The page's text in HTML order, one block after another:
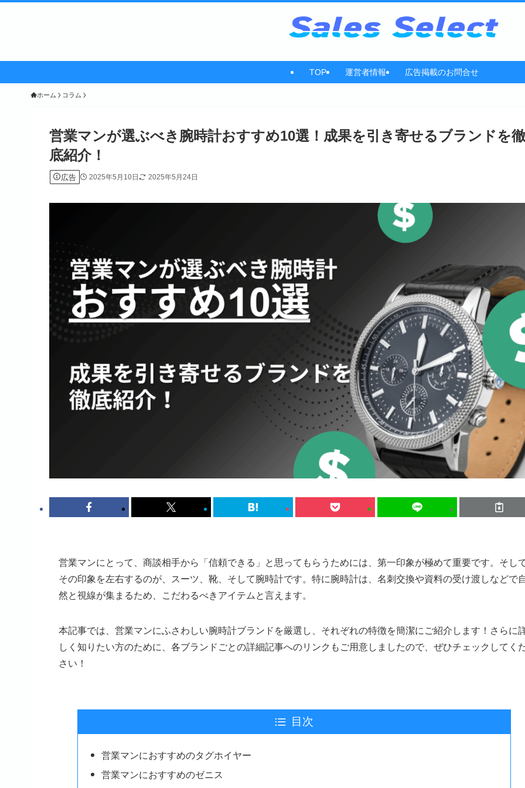
TOP 運営者情報 広告掲載のお問合せ
ホーム コラム
営業マンが選ぶべき腕時計おすすめ10選！成果を引き寄せるブランドを徹
底紹介！
広告 2025年5月10日 2025年5月24日
営業マンにとって、商談相手から「信頼できる」と思ってもらうためには、第一印象が極めて重要です。そし
その印象を左右するのが、スーツ、靴、そして腕時計です。特に腕時計は、名刺交換や資料の受け渡しなどで
然と視線が集まるため、こだわるべきアイテムと言えます。
本記事では、営業マンにふさわしい腕時計ブランドを厳選し、それぞれの特徴を簡潔にご紹介します！さらに
しく知りたい方のために、各ブランドごとの詳細記事へのリンクもご用意しましたので、ぜひチェックしてく
さい！
目次
営業マンにおすすめのタグホイヤー
営業マンにおすすめのゼニス